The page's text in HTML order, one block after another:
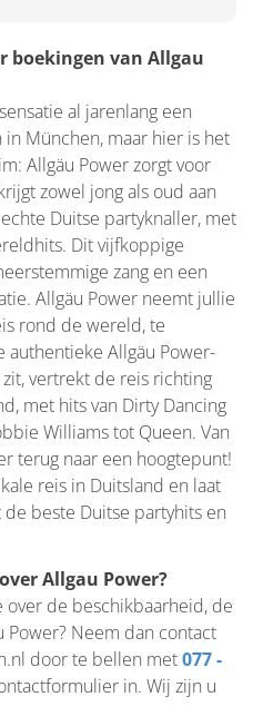
boekingen van Allgau
al jarenlang een
München, maar hier is het
Allgäu Power zorgt voor
zowel jong als oud aan
Duitse partyknaller, met
Dit vijfkoppige
zang en een
Allgäu Power neemt jullie
rond de wereld, te
Allgäu Power-
vertrekt de reis richting
met hits van Dirty Dancing
Williams tot Queen. Van
terug naar een hoogtepunt!
reis in Duitsland en laat
beste Duitse partyhits en
Allgau Power?
de beschikbaarheid, de
Power? Neem dan contact
door te bellen met077 -
in. Wij zijn u